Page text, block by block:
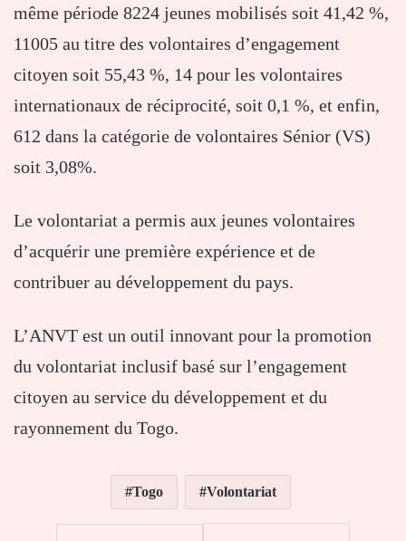
même période 8224 jeunes mobilisés soit 41,42 %,
11005 au titre des volontaires d’engagement
citoyen soit 55,43 %, 14 pour les volontaires
internationaux de réciprocité, soit 0,1 %, et enfin,
612 dans la catégorie de volontaires Sénior (VS)
soit 3,08%.
Le volontariat a permis aux jeunes volontaires
d’acquérir une première expérience et de
contribuer au développement du pays.
L’ANVT est un outil innovant pour la promotion
du volontariat inclusif basé sur l’engagement
citoyen au service du développement et du
rayonnement du Togo.
Togo Volontariat